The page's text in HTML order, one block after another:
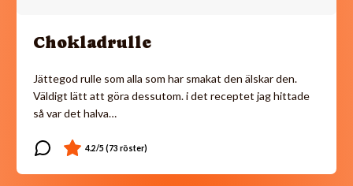
Chokladrulle
Jättegod rulle som alla som har smakat den älskar den.
Väldigt lätt att göra dessutom. i det receptet jag hittade
så var det halva…